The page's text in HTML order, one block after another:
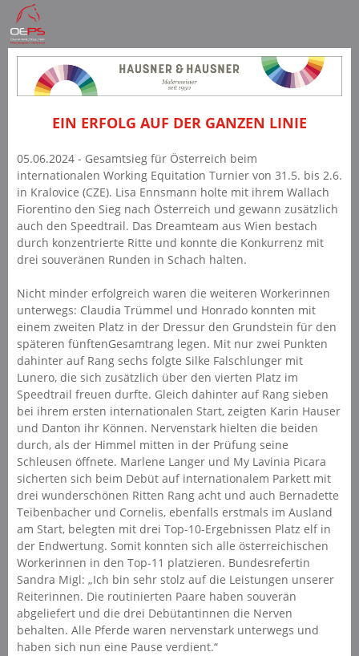
EIN ERFOLG AUF DER GANZEN LINIE
05.06.2024 - Gesamtsieg für Österreich beim
internationalen Working Equitation Turnier von 31.5. bis 2.6.
in Kralovice (CZE). Lisa Ennsmann holte mit ihrem Wallach
Fiorentino den Sieg nach Österreich und gewann zusätzlich
auch den Speedtrail. Das Dreamteam aus Wien bestach
durch konzentrierte Ritte und konnte die Konkurrenz mit
drei souveränen Runden in Schach halten.
Nicht minder erfolgreich waren die weiteren Workerinnen
unterwegs: Claudia Trümmel und Honrado konnten mit
einem zweiten Platz in der Dressur den Grundstein für den
späteren fünftenGesamtrang legen. Mit nur zwei Punkten
dahinter auf Rang sechs folgte Silke Falschlunger mit
Lunero, die sich zusätzlich über den vierten Platz im
Speedtrail freuen durfte. Gleich dahinter auf Rang sieben
bei ihrem ersten internationalen Start, zeigten Karin Hauser
und Danton ihr Können. Nervenstark hielten die beiden
durch, als der Himmel mitten in der Prüfung seine
Schleusen öffnete. Marlene Langer und My Lavinia Picara
sicherten sich beim Debüt auf internationalem Parkett mit
drei wunderschönen Ritten Rang acht und auch Bernadette
Teibenbacher und Cornelis, ebenfalls erstmals im Ausland
am Start, belegten mit drei Top-10-Ergebnissen Platz elf in
der Endwertung. Somit konnten sich alle österreichischen
Workerinnen in den Top-11 platzieren. Bundesrefertin
Sandra Migl: „Ich bin sehr stolz auf die Leistungen unserer
Reiterinnen. Die routinierten Paare haben souverän
abgeliefert und die drei Debütantinnen die Nerven
behalten. Alle Pferde waren nervenstark unterwegs und
haben sich nun eine Pause verdient.“